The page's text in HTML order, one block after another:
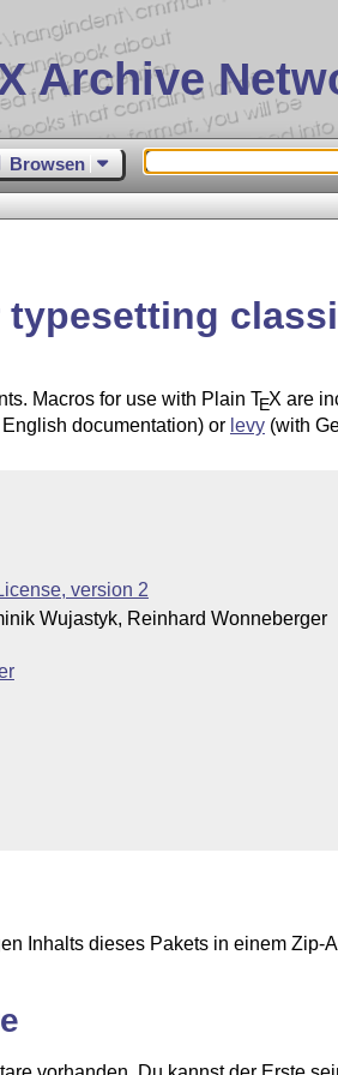
Archive
Browsen
Macros for use with Plain TEX are
documentation) or levy(with
version 2
Wujastyk, Reinhard Wonneberger
Inhalts dieses Pakets in einem Zip-